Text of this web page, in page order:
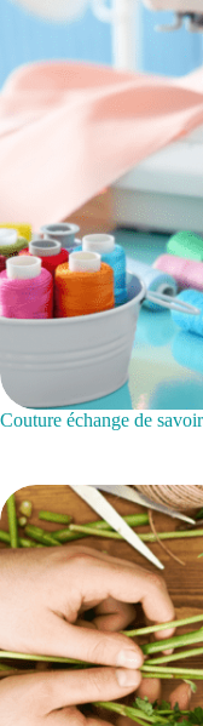
Couture échange de